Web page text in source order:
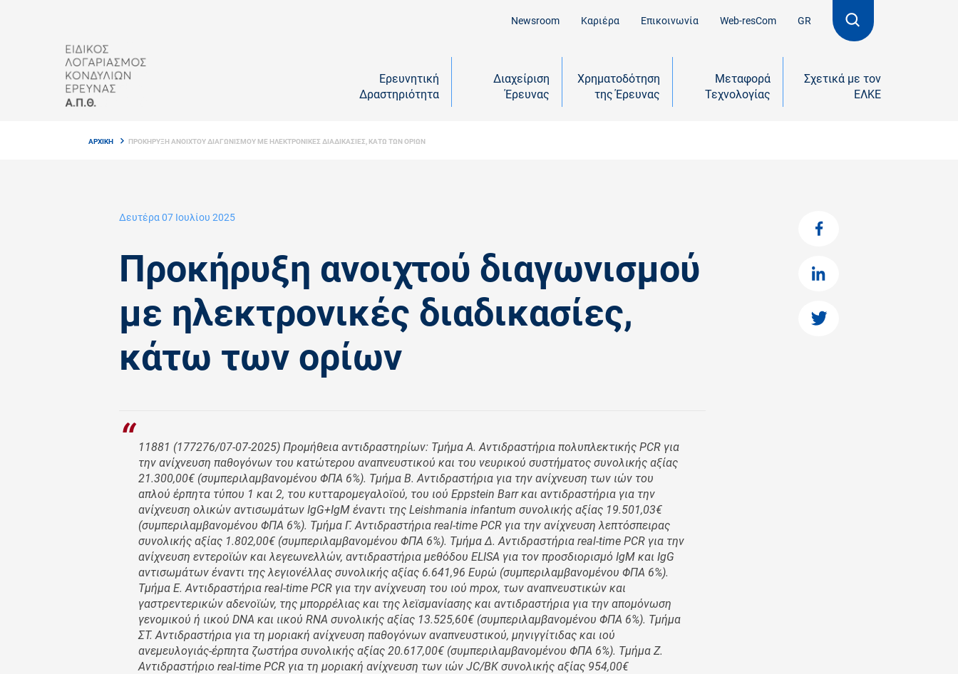
Newsroom Καριέρα Επικοινωνία Web-resCom GR
Ερευνητική
Δραστηριότητα
Διαχείριση
Έρευνας
Χρηματοδότηση
της Έρευνας
Μεταφορά
Τεχνολογίας
Σχετικά με τον
ΕΛΚΕ
ΑΡΧΙΚΗ ΠΡΟΚΗΡΥΞΗ ΑΝΟΙΧΤΟΥ ΔΙΑΓΩΝΙΣΜΟΥ ΜΕ ΗΛΕΚΤΡΟΝΙΚΕΣ ΔΙΑΔΙΚΑΣΙΕΣ, ΚAΤΩ ΤΩΝ ΟΡΙΩΝ
Δευτέρα 07 Ιουλίου 2025
Προκήρυξη ανοιχτού διαγωνισμού
με ηλεκτρονικές διαδικασίες,
κάτω των ορίων
11881 (177276/07-07-2025) Προμήθεια αντιδραστηρίων: Τμήμα Α. Αντιδραστήρια πολυπλεκτικής PCR για
την ανίχνευση παθογόνων του κατώτερου αναπνευστικού και του νευρικού συστήματος συνολικής αξίας
21.300,00€ (συμπεριλαμβανομένου ΦΠΑ 6%). Τμήμα Β. Αντιδραστήρια για την ανίχνευση των ιών του
απλού έρπητα τύπου 1 και 2, του κυτταρομεγαλοϊού, του ιού Eppstein Barr και αντιδραστήρια για την
ανίχνευση ολικών αντισωμάτων IgG+IgM έναντι της Leishmania infantum συνολικής αξίας 19.501,03€
(συμπεριλαμβανομένου ΦΠΑ 6%). Τμήμα Γ. Αντιδραστήρια real-time PCR για την ανίχνευση λεπτόσπειρας
συνολικής αξίας 1.802,00€ (συμπεριλαμβανομένου ΦΠΑ 6%). Τμήμα Δ. Αντιδραστήρια real-time PCR για την
ανίχνευση εντεροϊών και λεγεωνελλών, αντιδραστήρια μεθόδου ELISA για τον προσδιορισμό IgM και IgG
αντισωμάτων έναντι της λεγιονέλλας συνολικής αξίας 6.641,96 Ευρώ (συμπεριλαμβανομένου ΦΠΑ 6%).
Τμήμα E. Αντιδραστήρια real-time PCR για την ανίχνευση του ιού mpox, των αναπνευστικών και
γαστρεντερικών αδενοϊών, της μπορρέλιας και της λεϊσμανίασης και αντιδραστήρια για την απομόνωση
γενομικού ή ιικού DNA και ιικού RNA συνολικής αξίας 13.525,60€ (συμπεριλαμβανομένου ΦΠΑ 6%). Τμήμα
ΣΤ. Αντιδραστήρια για τη μοριακή ανίχνευση παθογόνων αναπνευστικού, μηνιγγίτιδας και ιού
ανεμευλογιάς-έρπητα ζωστήρα συνολικής αξίας 20.617,00€ (συμπεριλαμβανομένου ΦΠΑ 6%). Τμήμα Ζ.
Αντιδραστήριο real-time PCR για τη μοριακή ανίχνευση των ιών JC/BK συνολικής αξίας 954,00€